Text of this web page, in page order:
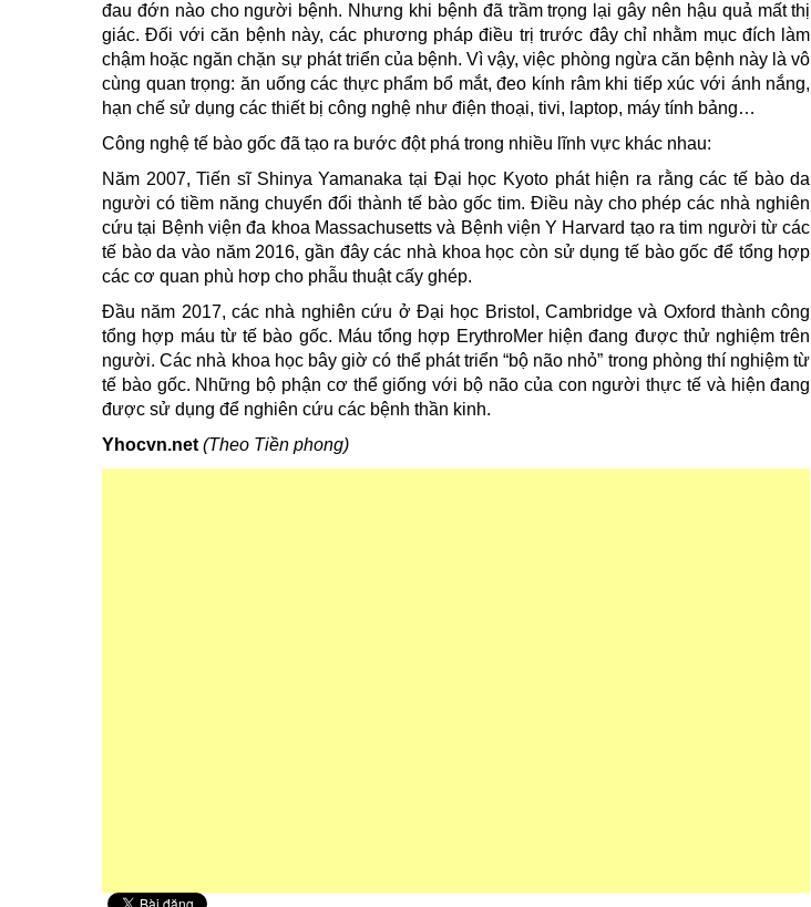
đau đớn nào cho người bệnh. Nhưng khi bệnh đã trầm trọng lại gây nên hậu quả mất thị
giác. Đối với căn bệnh này, các phương pháp điều trị trước đây chỉ nhằm mục đích làm
chậm hoặc ngăn chặn sự phát triển của bệnh. Vì vậy, việc phòng ngừa căn bệnh này là vô
cùng quan trọng: ăn uống các thực phẩm bổ mắt, đeo kính râm khi tiếp xúc với ánh nắng,
hạn chế sử dụng các thiết bị công nghệ như điện thoại, tivi, laptop, máy tính bảng…
Công nghệ tế bào gốc đã tạo ra bước đột phá trong nhiều lĩnh vực khác nhau:
Năm 2007, Tiến sĩ Shinya Yamanaka tại Đại học Kyoto phát hiện ra rằng các tế bào da
người có tiềm năng chuyển đổi thành tế bào gốc tim. Điều này cho phép các nhà nghiên
cứu tại Bệnh viện đa khoa Massachusetts và Bệnh viện Y Harvard tạo ra tim người từ các
tế bào da vào năm 2016, gần đây các nhà khoa học còn sử dụng tế bào gốc để tổng hợp
các cơ quan phù hơp cho phẫu thuật cấy ghép.
Đầu năm 2017, các nhà nghiên cứu ở Đại học Bristol, Cambridge và Oxford thành công
tổng hợp máu từ tế bào gốc. Máu tổng hợp ErythroMer hiện đang được thử nghiệm trên
người. Các nhà khoa học bây giờ có thể phát triển “bộ não nhỏ” trong phòng thí nghiệm từ
tế bào gốc. Những bộ phận cơ thể giống với bộ não của con người thực tế và hiện đang
được sử dụng để nghiên cứu các bệnh thần kinh.
Yhocvn.net (Theo Tiền phong)